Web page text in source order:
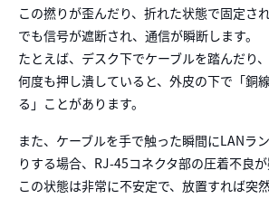
この撚りが歪んだり、折れた状態で固定さ
でも信号が遮断され、通信が瞬断します。
たとえば、デスク下でケーブルを踏んだり
何度も押し潰していると、外皮の下で「銅
る」ことがあります。
また、ケーブルを手で触った瞬間にLANラ
りする場合、RJ-45コネクタ部の圧着不良が
この状態は非常に不安定で、放置すれば突